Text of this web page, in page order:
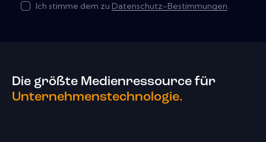
Ich stimme dem zu Datenschutz-Bestimmungen.
Die größte Medienressource für
Unternehmenstechnologie.